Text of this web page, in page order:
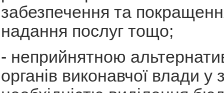
забезпечення та
надання послуг тощо;
- неприйнятною
органів виконавчої влади у